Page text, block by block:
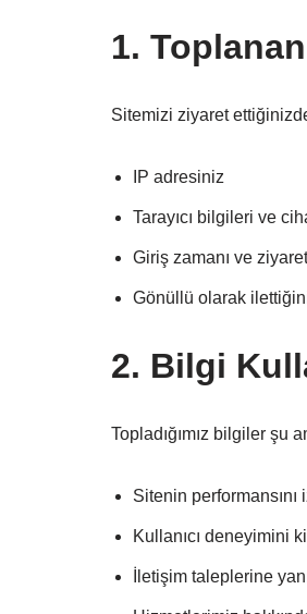
1.
Sitemizi ziyaret
IP adresiniz
Tarayıcı bilgileri ve
Giriş zamanı ve
Gönüllü olarak
2. Bilgi
Topladığımız bilgiler şu
Sitenin
Kullanıcı deneyimini
İletişim taleplerine